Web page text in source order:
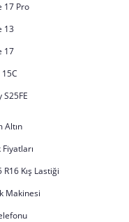
17 Pro
13
17
S25FE
Altın
R16 Kış Lastiği
Makinesi